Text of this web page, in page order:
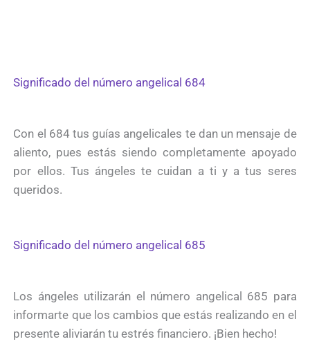
Significado del número angelical 684
Con el 684 tus guías angelicales te dan un mensaje de
aliento, pues estás siendo completamente apoyado
por ellos. Tus ángeles te cuidan a ti y a tus seres
queridos.
Significado del número angelical 685
Los ángeles utilizarán el número angelical 685 para
informarte que los cambios que estás realizando en el
presente aliviarán tu estrés financiero. ¡Bien hecho!